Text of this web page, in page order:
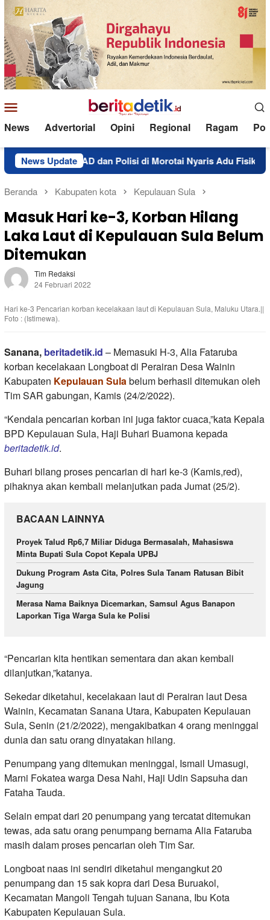
Loncat
ke
konten
Mobile
News Advertorial Opini Regional Ragam
News Update
TNI AD dan Polisi di Morotai Nyaris Adu Fisik
Beranda Kabupaten kota Kepulauan Sula
Masuk Hari ke-3, Korban Hilang
Laka Laut di Kepulauan Sula Belum
Ditemukan
Tim Redaksi
24 Februari 2022
Hari ke-3 Pencarian korban kecelakaan laut di Kepulauan Sula, Maluku Utara.||
Foto : (Istimewa).
Sanana, beritadetik.id – Memasuki H-3, Alia Fataruba
korban kecelakaan Longboat di Perairan Desa Wainin
Kabupaten Kepulauan Sulabelum berhasil ditemukan oleh
Tim SAR gabungan, Kamis (24/2/2022).
“Kendala pencarian korban ini juga faktor cuaca,”kata Kepala
BPD Kepulauan Sula, Haji Buhari Buamona kepada
beritadetik.id.
Buhari bilang proses pencarian di hari ke-3 (Kamis,red),
pihaknya akan kembali melanjutkan pada Jumat (25/2).
BACAAN LAINNYA
Proyek Talud Rp6,7 Miliar Diduga Bermasalah, Mahasiswa
Minta Bupati Sula Copot Kepala UPBJ
Dukung Program Asta Cita, Polres Sula Tanam Ratusan Bibit
Jagung
Merasa Nama Baiknya Dicemarkan, Samsul Agus Banapon
Laporkan Tiga Warga Sula ke Polisi
“Pencarian kita hentikan sementara dan akan kembali
dilanjutkan,”katanya.
Sekedar diketahui, kecelakaan laut di Perairan laut Desa
Wainin, Kecamatan Sanana Utara, Kabupaten Kepulauan
Sula, Senin (21/2/2022), mengakibatkan 4 orang meninggal
dunia dan satu orang dinyatakan hilang.
Penumpang yang ditemukan meninggal, Ismail Umasugi,
Marni Fokatea warga Desa Nahi, Haji Udin Sapsuha dan
Fataha Tauda.
Selain empat dari 20 penumpang yang tercatat ditemukan
tewas, ada satu orang penumpang bernama Alia Fataruba
masih dalam proses pencarian oleh Tim Sar.
Longboat naas ini sendiri diketahui mengangkut 20
penumpang dan 15 sak kopra dari Desa Buruakol,
Kecamatan Mangoli Tengah tujuan Sanana, Ibu Kota
Kabupaten Kepulauan Sula.